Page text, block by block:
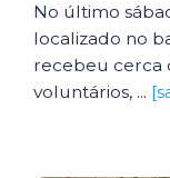
No último
localizado no
recebeu cerca
voluntários, ...